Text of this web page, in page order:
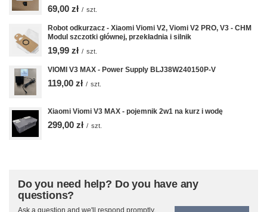
69,00 zł / szt.
Robot odkurzacz - Xiaomi Viomi V2, Viomi V2 PRO, V3 - CHM
Modul szczotki głównej, przekładnia i silnik
19,99 zł / szt.
VIOMI V3 MAX - Power Supply BLJ38W240150P-V
119,00 zł / szt.
Xiaomi Viomi V3 MAX - pojemnik 2w1 na kurz i wodę
299,00 zł / szt.
Do you need help? Do you have any
questions?
Ask a question and we'll respond promptly,